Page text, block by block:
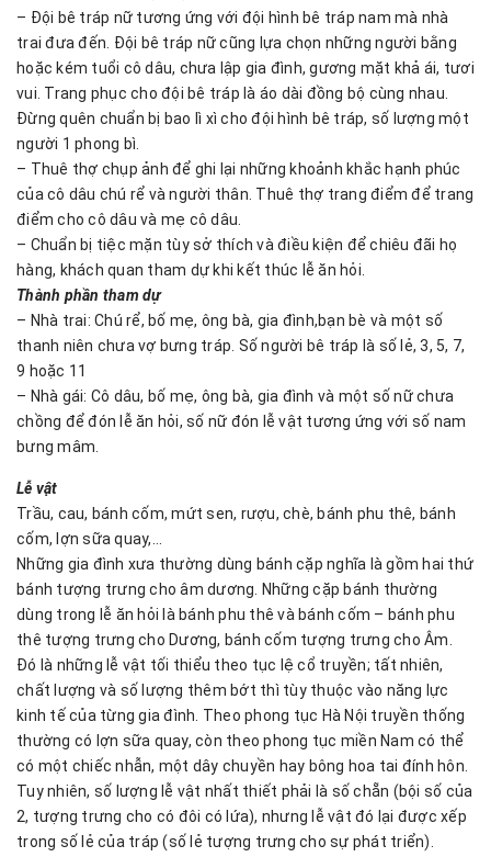
– Đội bê tráp nữ tương ứng với đội hình bê tráp nam mà nhà
trai đưa đến. Đội bê tráp nữ cũng lựa chọn những người bằng
hoặc kém tuổi cô dâu, chưa lập gia đình, gương mặt khả ái, tươi
vui. Trang phục cho đội bê tráp là áo dài đồng bộ cùng nhau.
Đừng quên chuẩn bị bao lì xì cho đội hình bê tráp, số lượng một
người 1 phong bì.
– Thuê thợ chụp ảnh để ghi lại những khoảnh khắc hạnh phúc
của cô dâu chú rể và người thân. Thuê thợ trang điểm để trang
điểm cho cô dâu và mẹ cô dâu.
– Chuẩn bị tiệc mặn tùy sở thích và điều kiện để chiêu đãi họ
hàng, khách quan tham dự khi kết thúc lễ ăn hỏi.
Thành phần tham dự
– Nhà trai: Chú rể, bố mẹ, ông bà, gia đình,bạn bè và một số
thanh niên chưa vợ bưng tráp. Số người bê tráp là số lẻ, 3, 5, 7,
9 hoặc 11
– Nhà gái: Cô dâu, bố mẹ, ông bà, gia đình và một số nữ chưa
chồng để đón lễ ăn hỏi, số nữ đón lễ vật tương ứng với số nam
bưng mâm.
Lễ vật
Trầu, cau, bánh cốm, mứt sen, rượu, chè, bánh phu thê, bánh
cốm, lợn sữa quay,…
Những gia đình xưa thường dùng bánh cặp nghĩa là gồm hai thứ
bánh tượng trưng cho âm dương. Những cặp bánh thường
dùng trong lễ ăn hỏi là bánh phu thê và bánh cốm – bánh phu
thê tượng trưng cho Dương, bánh cốm tượng trưng cho Âm.
Đó là những lễ vật tối thiểu theo tục lệ cổ truyền; tất nhiên,
chất lượng và số lượng thêm bớt thì tùy thuộc vào năng lực
kinh tế của từng gia đình. Theo phong tục Hà Nội truyền thống
thường có lợn sữa quay, còn theo phong tục miền Nam có thể
có một chiếc nhẫn, một dây chuyền hay bông hoa tai đính hôn.
Tuy nhiên, số lượng lễ vật nhất thiết phải là số chẵn (bội số của
2, tượng trưng cho có đôi có lứa), nhưng lễ vật đó lại được xếp
trong số lẻ của tráp (số lẻ tượng trưng cho sự phát triển).